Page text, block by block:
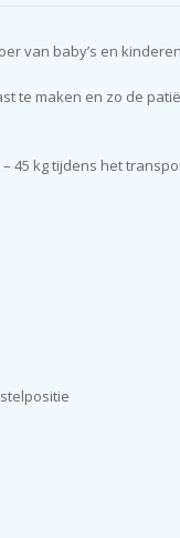
van baby’s en
te maken en zo de
45 kg tijdens het